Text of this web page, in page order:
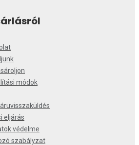
módok
eljárás
védelme
szabályzat